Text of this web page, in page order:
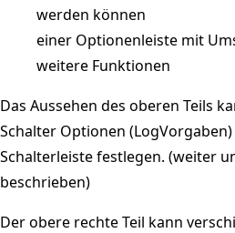
werden können
einer Optionenleiste mit
weitere Funktionen
Das Aussehen des oberen Teils
Schalter Optionen
Schalterleiste festlegen. (weiter
beschrieben)
Der obere rechte Teil kann